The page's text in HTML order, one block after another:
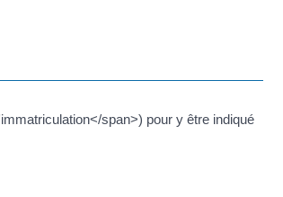
span>) pour y être indiqué